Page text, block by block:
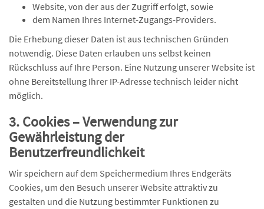
Website, von der aus der Zugriff erfolgt, sowie
dem Namen Ihres Internet-Zugangs-Providers.
Die Erhebung dieser Daten ist aus technischen Gründen
notwendig. Diese Daten erlauben uns selbst keinen
Rückschluss auf Ihre Person. Eine Nutzung unserer Website ist
ohne Bereitstellung Ihrer IP-Adresse technisch leider nicht
möglich.
3. Cookies – Verwendung zur
Gewährleistung der
Benutzerfreundlichkeit
Wir speichern auf dem Speichermedium Ihres Endgeräts
Cookies, um den Besuch unserer Website attraktiv zu
gestalten und die Nutzung bestimmter Funktionen zu